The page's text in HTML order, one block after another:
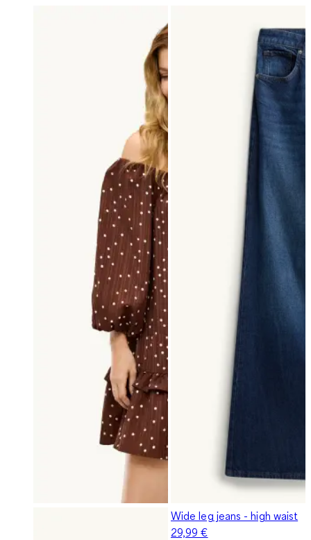
Wide leg jeans - high waist
29,99 €